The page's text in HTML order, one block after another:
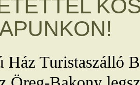
Ház Turistaszálló